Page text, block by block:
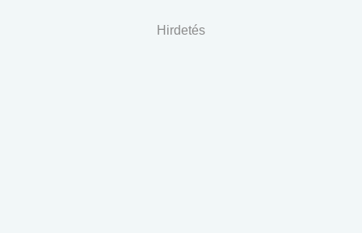
Hirdetés